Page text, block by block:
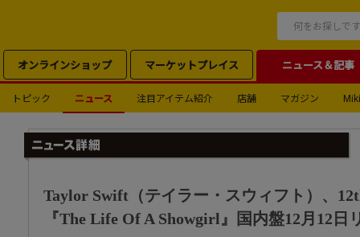
オンラインショップ マーケットプレイス ニュース＆記事
トピック ニュース 注目アイテム紹介 店舗 マガジン
Taylor Swift（テイラー・スウィフト）、
『The Life Of A Showgirl』国内盤12月12日